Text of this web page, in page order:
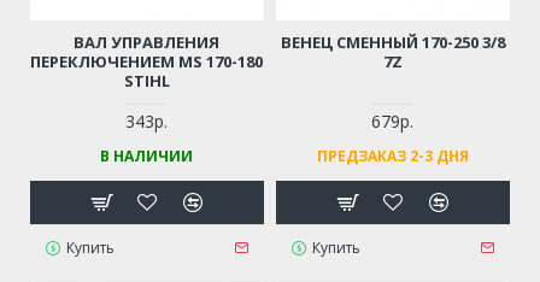
ВАЛ УПРАВЛЕНИЯ
ПЕРЕКЛЮЧЕНИЕМ MS 170-180
STIHL
343р.
В НАЛИЧИИ
Купить
ВЕНЕЦ СМЕННЫЙ 170-250 3/8
7Z
679р.
ПРЕДЗАКАЗ 2-3 ДНЯ
Купить